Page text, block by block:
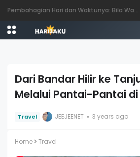
Perbezaan antara Mahasiswa, Mahasiswi, Graduan, Siswazah, Pascasiswazah, Doktor dan Pascakedoktoran
Dari Bandar Hilir ke
Melalui Pantai-Pantai
Travel JEEJEENET 3 years ago
Home Travel